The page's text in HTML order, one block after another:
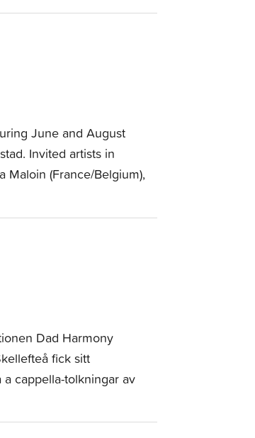
June and August
Invited artists in
Maloin (France/Belgium),
Dad Harmony
fick sitt
cappella-tolkningar av